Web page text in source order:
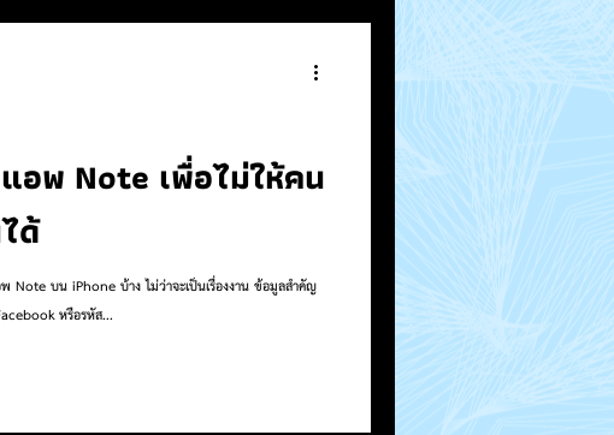
อพ Note เพื่อไม่ให้คน
ด้
Note บน iPhone บ้าง ไม่ว่าจะเป็นเรื่องงาน ข้อมูลสำคัญ
หรือรหัส...